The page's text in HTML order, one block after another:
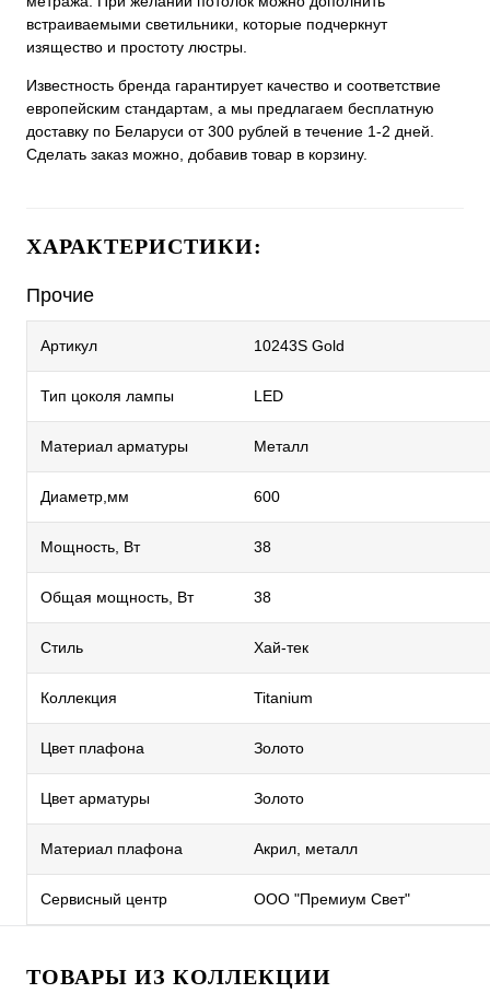
встраиваемыми светильники, которые подчеркнут
изящество и простоту люстры.
Известность бренда гарантирует качество и соответствие
европейским стандартам, а мы предлагаем бесплатную
доставку по Беларуси от 300 рублей в течение 1-2 дней.
Сделать заказ можно, добавив товар в корзину.
ХАРАКТЕРИСТИКИ:
Прочие
Артикул 10243S Gold
Тип цоколя лампы LED
Материал арматуры Металл
Диаметр,мм 600
Мощность, Вт 38
Общая мощность, Вт 38
Стиль Хай-тек
Коллекция Titanium
Цвет плафона Золото
Цвет арматуры Золото
Материал плафона Акрил, металл
Сервисный центр ООО "Премиум Свет"
ТОВАРЫ ИЗ КОЛЛЕКЦИИ